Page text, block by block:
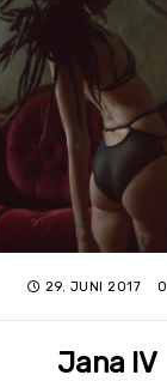
29. JUNI 2017 0
Jana IV